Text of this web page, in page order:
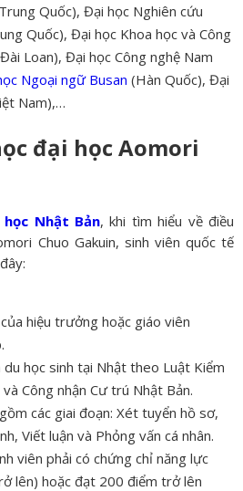
Quốc), Đại học Nghiên cứu
Quốc), Đại học Khoa học và Công
Loan), Đại học Công nghệ Nam
Ngoại ngữ Busan (Hàn Quốc), Đại
Nam),…
đại học Aomori
Nhật Bản, khi tìm hiểu về điều
Chuo Gakuin, sinh viên quốc tế
hiệu trưởng hoặc giáo viên
du học sinh tại Nhật theo Luật Kiểm
Công nhận Cư trú Nhật Bản.
các giai đoạn: Xét tuyển hồ sơ,
Viết luận và Phỏng vấn cá nhân.
viên phải có chứng chỉ năng lực
lên) hoặc đạt 200 điểm trở lên